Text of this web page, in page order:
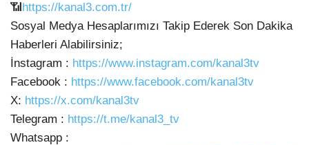
📶 https://kanal3.com.tr/
Sosyal Medya Hesaplarımızı Takip Ederek Son Dakika
Haberleri Alabilirsiniz;
İnstagram : https://www.instagram.com/kanal3tv
Facebook : https://www.facebook.com/kanal3tv
X: https://x.com/kanal3tv
Telegram : https://t.me/kanal3_tv
Whatsapp :